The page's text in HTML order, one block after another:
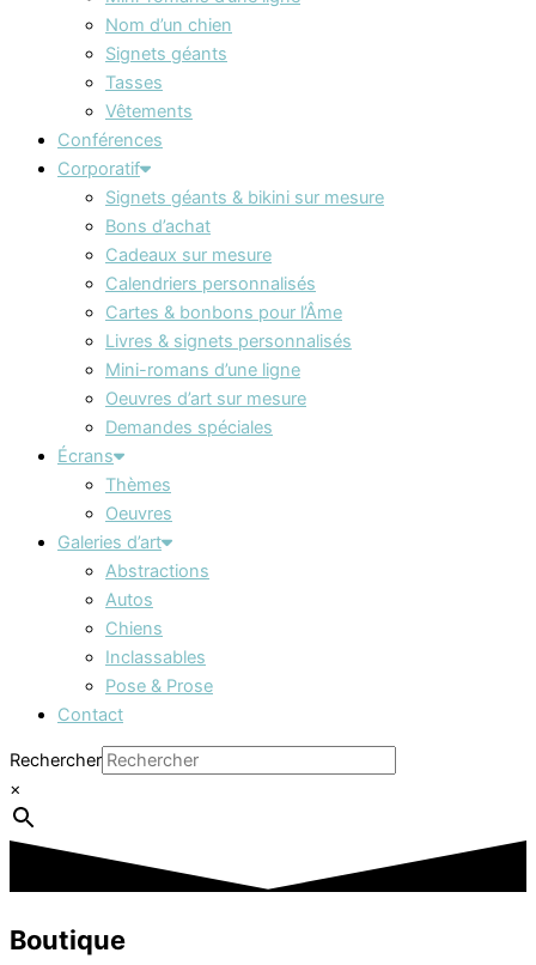
Nom d’un chien
Signets géants
Tasses
Vêtements
Conférences
Corporatif
Signets géants & bikini sur mesure
Bons d’achat
Cadeaux sur mesure
Calendriers personnalisés
Cartes & bonbons pour l’Âme
Livres & signets personnalisés
Mini-romans d’une ligne
Oeuvres d’art sur mesure
Demandes spéciales
Écrans
Thèmes
Oeuvres
Galeries d’art
Abstractions
Autos
Chiens
Inclassables
Pose & Prose
Contact
Rechercher
×
Boutique